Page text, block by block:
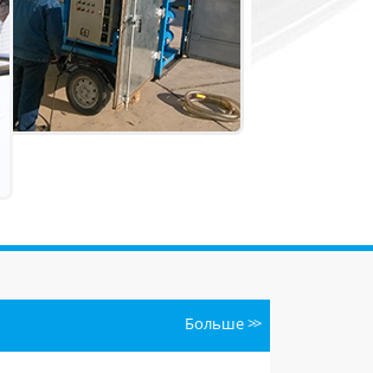
Больше>>